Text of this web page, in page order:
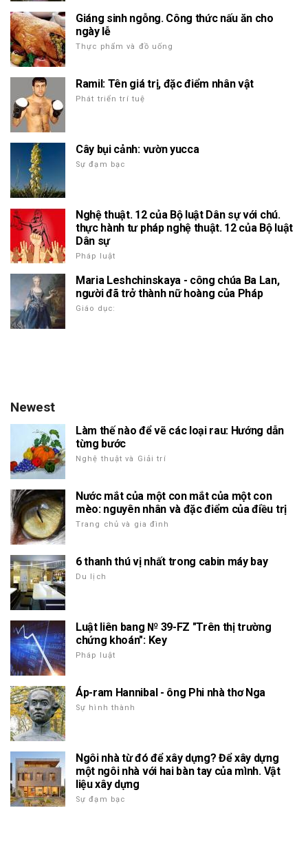
Giáng sinh ngỗng. Công thức nấu ăn cho
ngày lễ
Thực phẩm và đồ uống
Ramil: Tên giá trị, đặc điểm nhân vật
Phát triển trí tuệ
Cây bụi cảnh: vườn yucca
Sự đạm bạc
Nghệ thuật. 12 của Bộ luật Dân sự với chú.
thực hành tư pháp nghệ thuật. 12 của Bộ luật
Dân sự
Pháp luật
Maria Leshchinskaya - công chúa Ba Lan,
người đã trở thành nữ hoàng của Pháp
Giáo dục:
Newest
Làm thế nào để vẽ các loại rau: Hướng dẫn
từng bước
Nghệ thuật và Giải trí
Nước mắt của một con mắt của một con
mèo: nguyên nhân và đặc điểm của điều trị
Trang chủ và gia đình
6 thanh thú vị nhất trong cabin máy bay
Du lịch
Luật liên bang № 39-FZ "Trên thị trường
chứng khoán": Key
Pháp luật
Áp-ram Hannibal - ông Phi nhà thơ Nga
Sự hình thành
Ngôi nhà từ đó để xây dựng? Để xây dựng
một ngôi nhà với hai bàn tay của mình. Vật
liệu xây dựng
Sự đạm bạc